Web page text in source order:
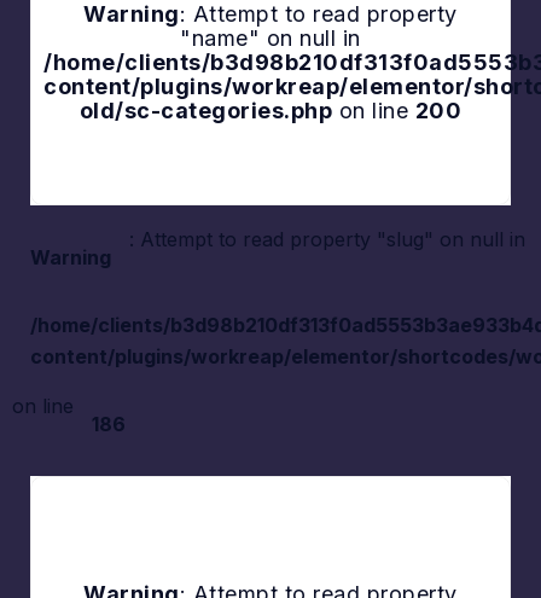
Warning: Attempt to read property
"name" on null in
/home/clients/
content/plugins/workreap/elementor/
old/sc-categories.php on line 200
Explore
Warning
: Attempt to read property "slug" on null in
/home/clients/
content/plugins/workreap/elementor/shortcodes/
on line
186